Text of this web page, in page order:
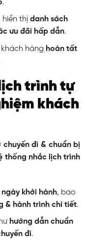
.
hiển thị danh sách
ưu đãi hấp dẫn.
hàng hoàn tất
trình tự
khách
chuyến đi & chuẩn bị
thống nhắc lịch trình
khởi hành, bao
& hành trình chi tiết.
hướng dẫn chuẩn
đi.